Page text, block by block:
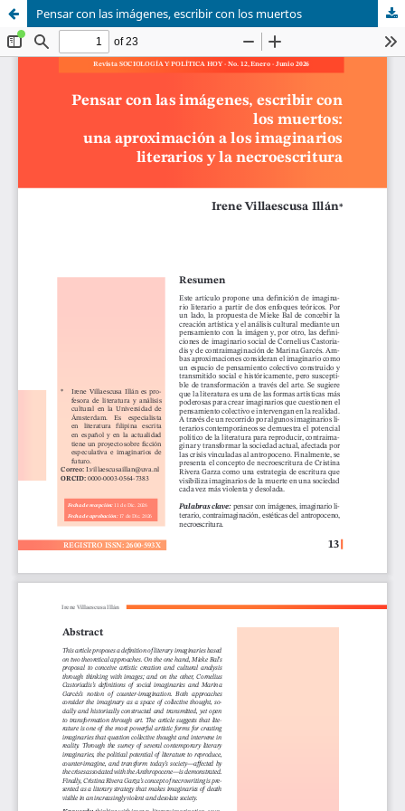
Pensar con las imágenes, escribir con los muertos